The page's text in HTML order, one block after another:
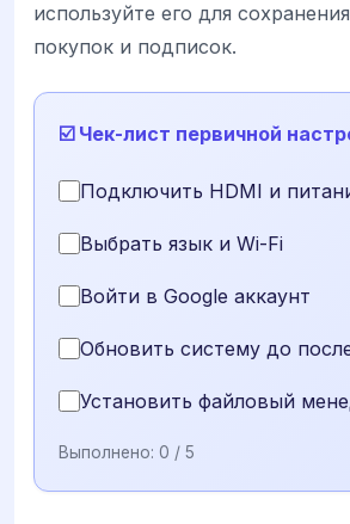
используйте его для
покупок и подписок.
☑️ Чек-лист первичной
Подключить HDMI и
Выбрать язык и Wi-Fi
Войти в Google аккаунт
Обновить систему до
Установить файловый
Выполнено: 0 / 5